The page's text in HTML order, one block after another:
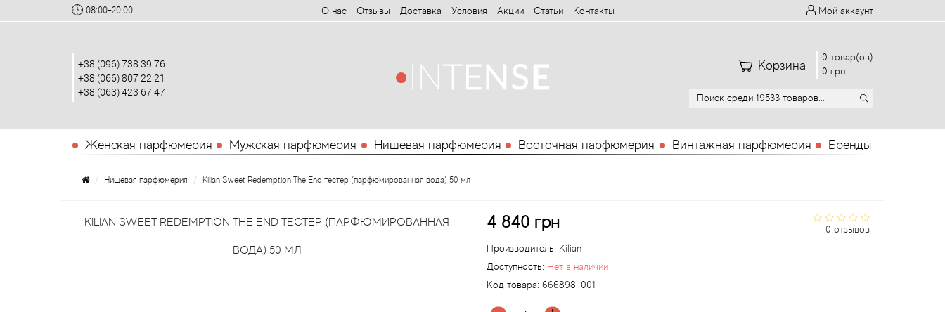
08:00-20:00 О нас Отзывы Доставка Условия Aкции Статьи Контакты Мой аккаунт
+38 (096) 738 39 76
+38 (066) 807 22 21
+38 (063) 423 67 47
Корзина
0 товар(ов)
0 грн
Женская парфюмерия Мужская парфюмерия Нишевая парфюмерия Восточная парфюмерия Винтажная парфюмерия Бренды
Нишевая парфюмерия Kilian Sweet Redemption The End тестер (парфюмированная вода) 50 мл
KILIAN SWEET REDEMPTION THE END ТЕСТЕР (ПАРФЮМИРОВАННАЯ
ВОДА) 50 МЛ
0 отзывов
4 840 грн
Производитель: Kilian
Доступность: Нет в наличии
Код товара: 666898-001